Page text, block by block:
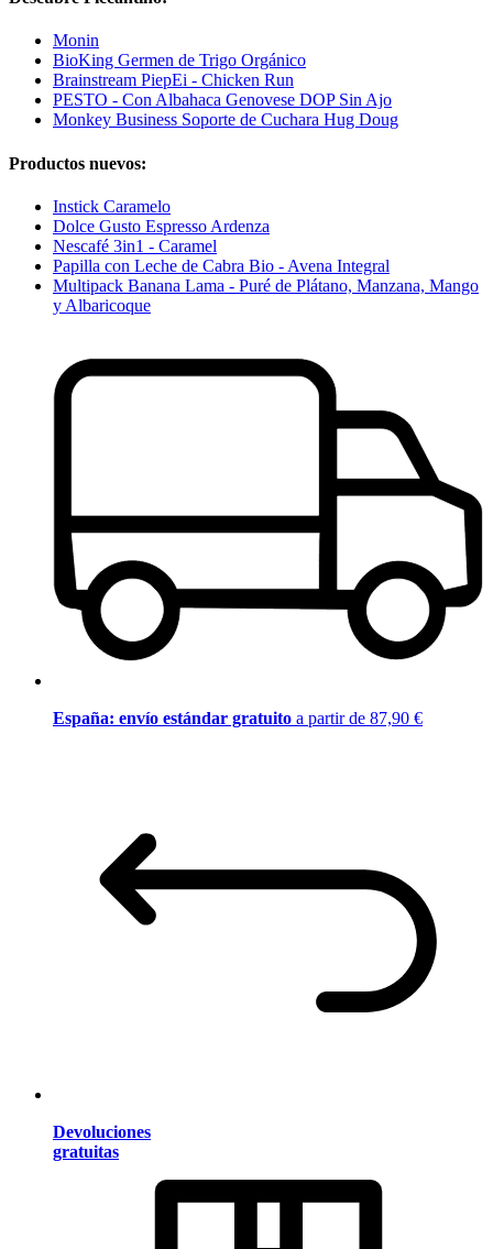
Monin
BioKing Germen de Trigo Orgánico
Brainstream PiepEi - Chicken Run
PESTO - Con Albahaca Genovese DOP Sin Ajo
Monkey Business Soporte de Cuchara Hug Doug
Productos nuevos:
Instick Caramelo
Dolce Gusto Espresso Ardenza
Nescafé 3in1 - Caramel
Papilla con Leche de Cabra Bio - Avena Integral
Multipack Banana Lama - Puré de Plátano, Manzana, Mango
y Albaricoque
España: envío estándar gratuito a partir de 87,90 €
Devoluciones
gratuitas